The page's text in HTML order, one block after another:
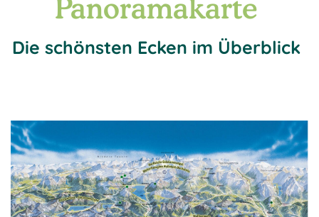
Panoramakarte
Die schönsten Ecken im Überblick